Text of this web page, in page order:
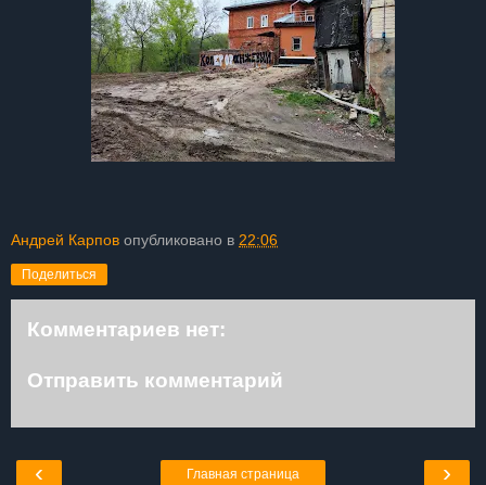
Андрей Карпов опубликовано в 22:06
Поделиться
Комментариев нет:
Отправить комментарий
‹ ›
Главная страница